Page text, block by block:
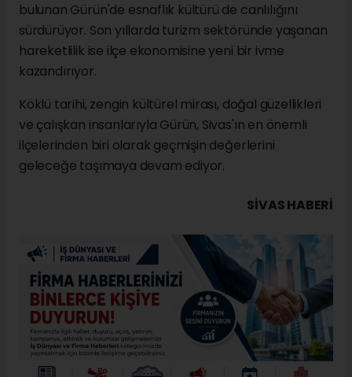
bulunan Gürün'de esnaflık kültürü de canlılığını
sürdürüyor. Son yıllarda turizm sektöründe yaşanan
hareketlilik ise ilçe ekonomisine yeni bir ivme
kazandırıyor.
Köklü tarihi, zengin kültürel mirası, doğal güzellikleri
ve çalışkan insanlarıyla Gürün, Sivas'ın en önemli
ilçelerinden biri olarak geçmişin değerlerini
geleceğe taşımaya devam ediyor.
SIVAS HABERİ